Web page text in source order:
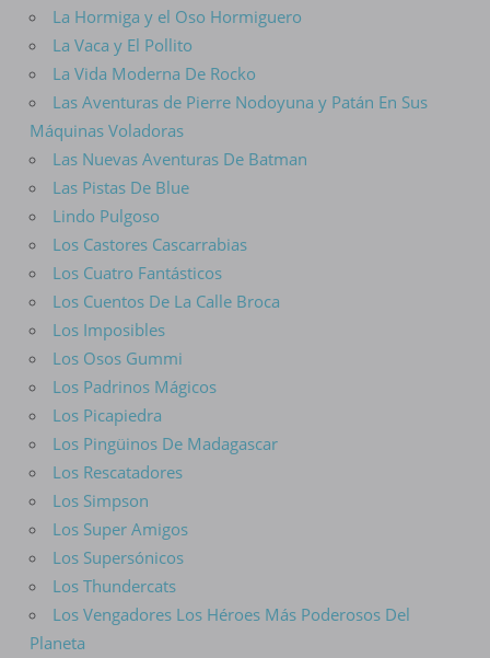
La Hormiga y el Oso Hormiguero
La Vaca y El Pollito
La Vida Moderna De Rocko
Las Aventuras de Pierre Nodoyuna y Patán En Sus
Máquinas Voladoras
Las Nuevas Aventuras De Batman
Las Pistas De Blue
Lindo Pulgoso
Los Castores Cascarrabias
Los Cuatro Fantásticos
Los Cuentos De La Calle Broca
Los Imposibles
Los Osos Gummi
Los Padrinos Mágicos
Los Picapiedra
Los Pingüinos De Madagascar
Los Rescatadores
Los Simpson
Los Super Amigos
Los Supersónicos
Los Thundercats
Los Vengadores Los Héroes Más Poderosos Del
Planeta